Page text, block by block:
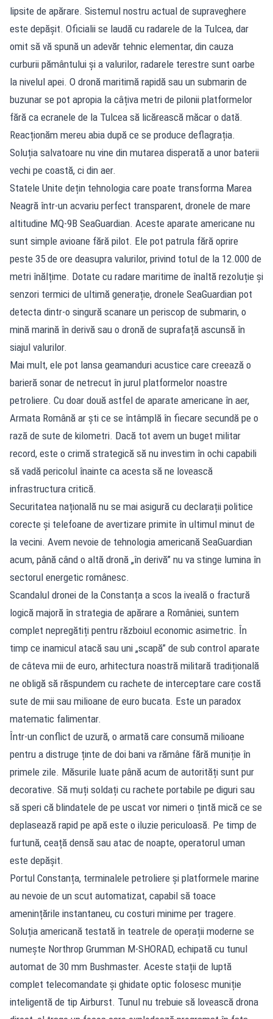
lipsite de apărare. Sistemul nostru actual de supraveghere
este depășit. Oficialii se laudă cu radarele de la Tulcea, dar
omit să vă spună un adevăr tehnic elementar, din cauza
curburii pământului și a valurilor, radarele terestre sunt oarbe
la nivelul apei. O dronă maritimă rapidă sau un submarin de
buzunar se pot apropia la câțiva metri de pilonii platformelor
fără ca ecranele de la Tulcea să licărească măcar o dată.
Reacționăm mereu abia după ce se produce deflagrația.
Soluția salvatoare nu vine din mutarea disperată a unor baterii
vechi pe coastă, ci din aer.
Statele Unite dețin tehnologia care poate transforma Marea
Neagră într-un acvariu perfect transparent, dronele de mare
altitudine MQ-9B SeaGuardian. Aceste aparate americane nu
sunt simple avioane fără pilot. Ele pot patrula fără oprire
peste 35 de ore deasupra valurilor, privind totul de la 12.000 de
metri înălțime. Dotate cu radare maritime de înaltă rezoluție și
senzori termici de ultimă generație, dronele SeaGuardian pot
detecta dintr-o singură scanare un periscop de submarin, o
mină marină în derivă sau o dronă de suprafață ascunsă în
siajul valurilor.
Mai mult, ele pot lansa geamanduri acustice care creează o
barieră sonar de netrecut în jurul platformelor noastre
petroliere. Cu doar două astfel de aparate americane în aer,
Armata Română ar ști ce se întâmplă în fiecare secundă pe o
rază de sute de kilometri. Dacă tot avem un buget militar
record, este o crimă strategică să nu investim în ochi capabili
să vadă pericolul înainte ca acesta să ne lovească
infrastructura critică.
Securitatea națională nu se mai asigură cu declarații politice
corecte și telefoane de avertizare primite în ultimul minut de
la vecini. Avem nevoie de tehnologia americană SeaGuardian
acum, până când o altă dronă „în derivă” nu va stinge lumina în
sectorul energetic românesc.
Scandalul dronei de la Constanța a scos la iveală o fractură
logică majoră în strategia de apărare a României, suntem
complet nepregătiți pentru războiul economic asimetric. În
timp ce inamicul atacă sau uni „scapă” de sub control aparate
de câteva mii de euro, arhitectura noastră militară tradițională
ne obligă să răspundem cu rachete de interceptare care costă
sute de mii sau milioane de euro bucata. Este un paradox
matematic falimentar.
Într-un conflict de uzură, o armată care consumă milioane
pentru a distruge ținte de doi bani va rămâne fără muniție în
primele zile. Măsurile luate până acum de autorități sunt pur
decorative. Să muți soldați cu rachete portabile pe diguri sau
să speri că blindatele de pe uscat vor nimeri o țintă mică ce se
deplasează rapid pe apă este o iluzie periculoasă. Pe timp de
furtună, ceață densă sau atac de noapte, operatorul uman
este depășit.
Portul Constanța, terminalele petroliere și platformele marine
au nevoie de un scut automatizat, capabil să toace
amenințările instantaneu, cu costuri minime per tragere.
Soluția americană testată în teatrele de operații moderne se
numește Northrop Grumman M-SHORAD, echipată cu tunul
automat de 30 mm Bushmaster. Aceste stații de luptă
complet telecomandate și ghidate optic folosesc muniție
inteligentă de tip Airburst. Tunul nu trebuie să lovească drona